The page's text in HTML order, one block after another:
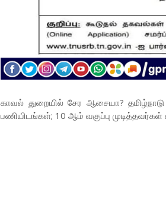
காவல் துறையில் சேர ஆசையா?
பணியிடங்கள்; 10 ஆம் வகுப்பு